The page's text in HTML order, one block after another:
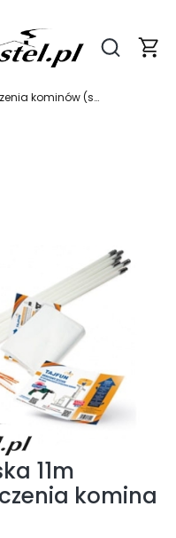
Otwórz
Akcesoria do czyszczenia kominów (szczotki, wyciory, linki)
11m
komina